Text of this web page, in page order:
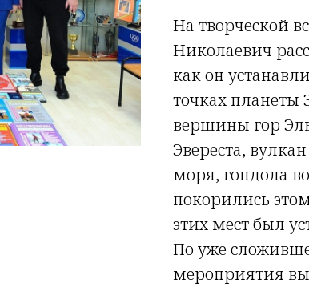
На творческой
Николаевич
как он
точках
вершины гор
Эвереста,
моря, гондола
покорились
этих мест был
По уже
мероприятия